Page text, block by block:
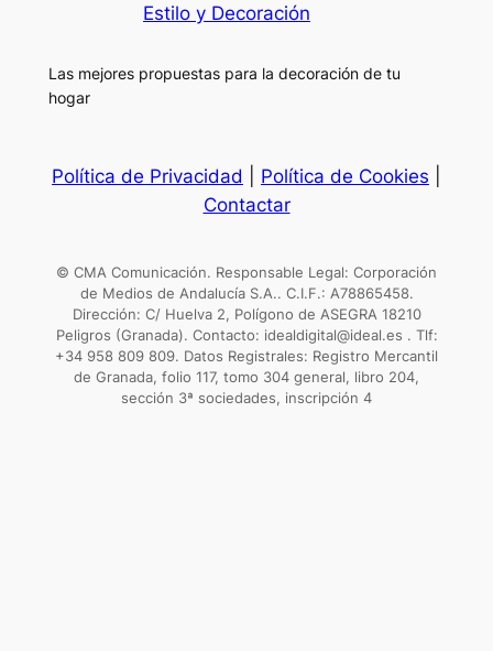
Estilo y Decoración
Las mejores propuestas para la decoración de tu
hogar
Política de Privacidad Política de Cookies
Contactar
© CMA Comunicación. Responsable Legal: Corporación
de Medios de Andalucía S.A.. C.I.F.: A78865458.
Dirección: C/ Huelva 2, Polígono de ASEGRA 18210
Peligros (Granada). Contacto: idealdigital@ideal.es . Tlf:
+34 958 809 809. Datos Registrales: Registro Mercantil
de Granada, folio 117, tomo 304 general, libro 204,
sección 3ª sociedades, inscripción 4